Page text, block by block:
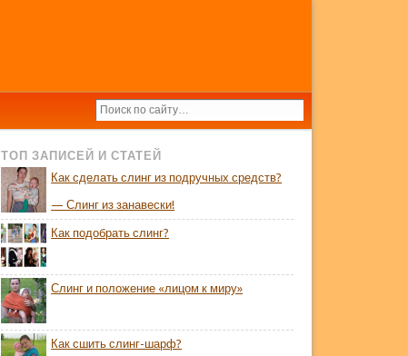
ТОП ЗАПИСЕЙ И СТАТЕЙ
Как сделать слинг из подручных средств?
— Слинг из занавески!
Как подобрать слинг?
Слинг и положение «лицом к миру»
Как сшить слинг-шарф?